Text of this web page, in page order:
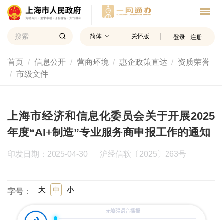
简体 关怀版 登录 注册
首页 信息公开 营商环境 惠企政策直达
资质荣誉
市级文件
上海市经济和信息化委员会关于开展2025
年度“AI+制造”专业服务商申报工作的通知
印发日期：2025-04-30 沪经信软〔2025〕263号
字号： 大 中 小